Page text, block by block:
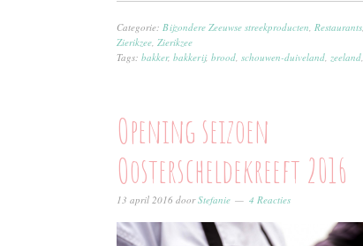
Categorie: Bijzondere Zeeuwse streekproducten Restaurants
Zierikzee Zierikzee
Tags: bakker, bakkerij, brood schouwen-duiveland zeeland
Opening seizoen
Oosterscheldekreeft 2016
13 april 2016 doorStefanie 4 Reacties